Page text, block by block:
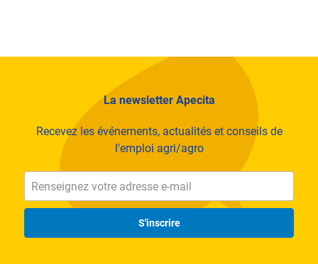
La newsletter Apecita
Recevez les événements, actualités et conseils de
l'emploi agri/agro
S'inscrire